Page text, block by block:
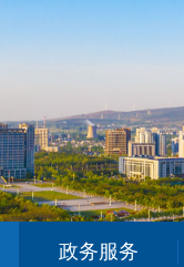
政务服务